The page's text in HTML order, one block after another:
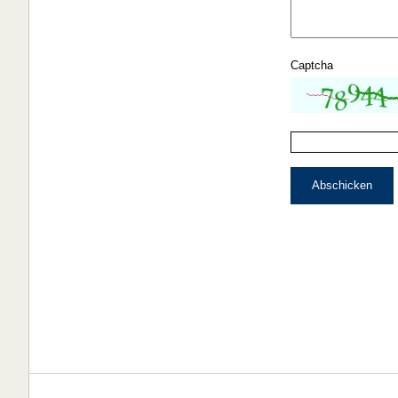
Captcha
Abschicken